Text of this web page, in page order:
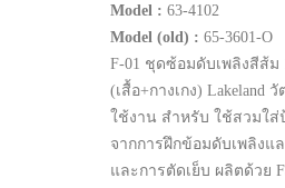
Model : 63-4102
Model (old) : 65-3601-O
F-01 ชุดซ้อมดับเพลิงสีส้ม
(เสื้อ+กางเกง) Lakeland
ใช้งาน สำหรับ ใช้สวมใส่
จากการฝึกข้อมดับเพลิงแ
และการตัดเย็บ ผลิตด้วย